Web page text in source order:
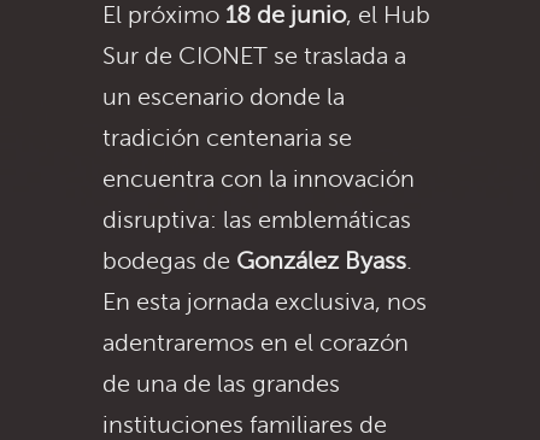
El próximo 18 de junio, el Hub
Sur de CIONET se traslada a
un escenario donde la
tradición centenaria se
encuentra con la innovación
disruptiva: las emblemáticas
bodegas de González Byass.
En esta jornada exclusiva, nos
adentraremos en el corazón
de una de las grandes
instituciones familiares de